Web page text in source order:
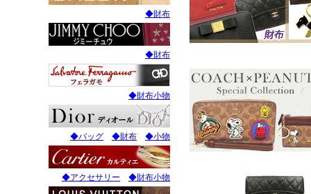
◆財布
◆財布
◆財布小物
◆バッグ ◆財布 ◆小物
◆アクセサリー ◆財布小物